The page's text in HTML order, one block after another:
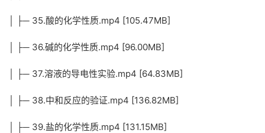
│ ├─ 35.酸的化学性质.mp4 [105.47MB]
│ ├─ 36.碱的化学性质.mp4 [96.00MB]
│ ├─ 37.溶液的导电性实验.mp4 [64.83MB]
│ ├─ 38.中和反应的验证.mp4 [136.82MB]
│ ├─ 39.盐的化学性质.mp4 [131.15MB]